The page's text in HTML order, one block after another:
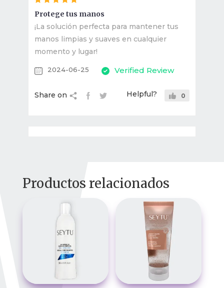
Protege tus manos
¡La solución perfecta para mantener tus
manos limpias y suaves en cualquier
momento y lugar!
2024-06-25 Verified Review
Share on Helpful? 0
Productos relacionados